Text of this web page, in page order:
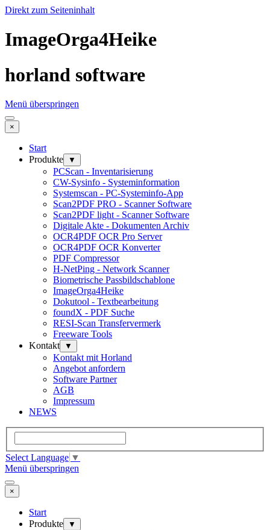
Direkt zum Seiteninhalt
ImageOrga4Heike
horland software
Menü überspringen
×
Start
Produkte
▼
PCScan - Inventarisierung
CW-Sysinfo - Systeminformation
Systemscan - PC-Systeminfo-App
Scan2PDF PRO - Scanner Software
Scan2PDF light - Scanner Software
Digitale Akte - Dokumenten Archiv
OCR4PDF OCR Pro Server
OCR4PDF OCR Konverter
PDF Compressor
H-NetPing - Network Scanner
Biometrische Passbildschablone
ImageOrga4Heike
Dokutool - Textbearbeitung
foundX - PDF Suche
RESI-Scan Transfervermerk
Freeware Tools
Kontakt
▼
Kontakt mit Horland
Angebot anfordern
Software Partner
AGB
Impressum
NEWS
Select Language ▼
Menü überspringen
×
Start
Produkte
▼